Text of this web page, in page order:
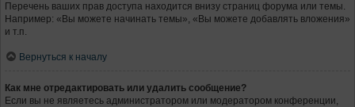
Перечень ваших прав доступа находится внизу страниц форума или темы.
Например: «Вы можете начинать темы», «Вы можете добавлять вложения»
и т.п.
Вернуться к началу
Как мне отредактировать или удалить сообщение?
Если вы не являетесь администратором или модератором конференции,